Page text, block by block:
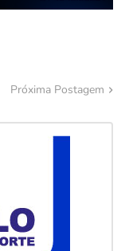
Próxima Postagem